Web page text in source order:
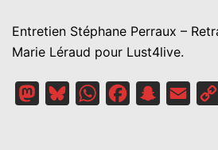
Entretien Stéphane Perraux –
Marie Léraud pour Lust4live.
MastodonBlueskyWhatsAppFacebookSnapchat
Email